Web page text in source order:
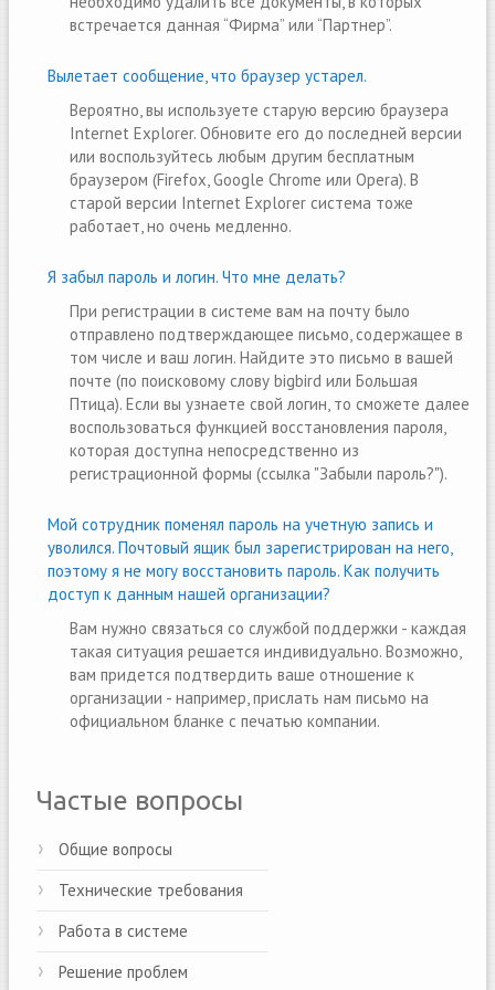
встречается данная “Фирма” или “Партнер”.
Вылетает сообщение, что браузер устарел.
Вероятно, вы используете старую версию браузера
Internet Explorer. Обновите его до последней версии
или воспользуйтесь любым другим бесплатным
браузером (Firefox, Google Chrome или Opera). В
старой версии Internet Explorer система тоже
работает, но очень медленно.
Я забыл пароль и логин. Что мне делать?
При регистрации в системе вам на почту было
отправлено подтверждающее письмо, содержащее в
том числе и ваш логин. Найдите это письмо в вашей
почте (по поисковому слову bigbird или Большая
Птица). Если вы узнаете свой логин, то сможете далее
воспользоваться функцией восстановления пароля,
которая доступна непосредственно из
регистрационной формы (ссылка "Забыли пароль?").
Мой сотрудник поменял пароль на учетную запись и
уволился. Почтовый ящик был зарегистрирован на него,
поэтому я не могу восстановить пароль. Как получить
доступ к данным нашей организации?
Вам нужно связаться со службой поддержки - каждая
такая ситуация решается индивидуально. Возможно,
вам придется подтвердить ваше отношение к
организации - например, прислать нам письмо на
официальном бланке с печатью компании.
Частые вопросы
Общие вопросы
Технические требования
Работа в системе
Решение проблем